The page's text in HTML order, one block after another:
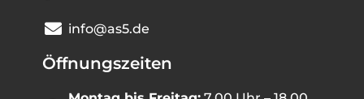
info@as5.de
Öffnungszeiten